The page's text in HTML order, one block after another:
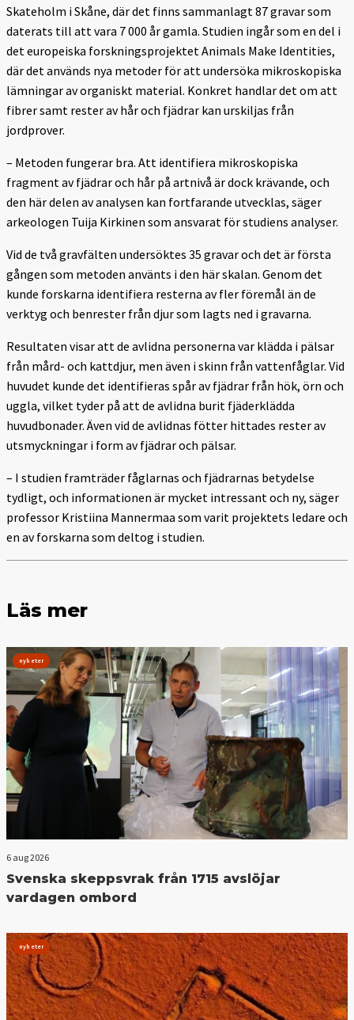
Skateholm i Skåne, där det finns sammanlagt 87 gravar som
daterats till att vara 7 000 år gamla. Studien ingår som en del i
det europeiska forskningsprojektet Animals Make Identities,
där det används nya metoder för att undersöka mikroskopiska
lämningar av organiskt material. Konkret handlar det om att
fibrer samt rester av hår och fjädrar kan urskiljas från
jordprover.
– Metoden fungerar bra. Att identifiera mikroskopiska
fragment av fjädrar och hår på artnivå är dock krävande, och
den här delen av analysen kan fortfarande utvecklas, säger
arkeologen Tuija Kirkinen som ansvarat för studiens analyser.
Vid de två gravfälten undersöktes 35 gravar och det är första
gången som metoden använts i den här skalan. Genom det
kunde forskarna identifiera resterna av fler föremål än de
verktyg och benrester från djur som lagts ned i gravarna.
Resultaten visar att de avlidna personerna var klädda i pälsar
från mård- och kattdjur, men även i skinn från vattenfåglar. Vid
huvudet kunde det identifieras spår av fjädrar från hök, örn och
uggla, vilket tyder på att de avlidna burit fjäderklädda
huvudbonader. Även vid de avlidnas fötter hittades rester av
utsmyckningar i form av fjädrar och pälsar.
– I studien framträder fåglarnas och fjädrarnas betydelse
tydligt, och informationen är mycket intressant och ny, säger
professor Kristiina Mannermaa som varit projektets ledare och
en av forskarna som deltog i studien.
Läs mer
nyheter
6 aug 2026
Svenska skeppsvrak från 1715 avslöjar
vardagen ombord
nyheter